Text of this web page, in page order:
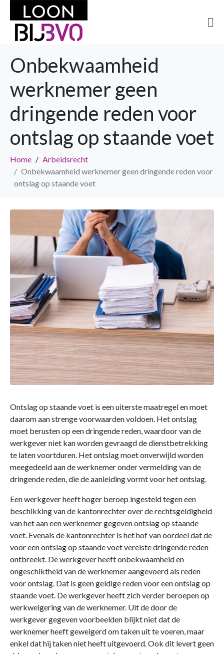
Onbekwaamheid
werknemer geen
dringende reden voor
ontslag op staande voet
Home
Arbeidsrecht
Onbekwaamheid werknemer geen dringende reden voor
ontslag op staande voet
Ontslag op staande voet is een uiterste maatregel en moet
daarom aan strenge voorwaarden voldoen. Het ontslag
moet berusten op een dringende reden, waardoor van de
werkgever niet kan worden gevraagd de dienstbetrekking
te laten voortduren. Het ontslag moet onverwijld worden
meegedeeld aan de werknemer onder vermelding van de
dringende reden, die de aanleiding vormt voor het ontslag.
Een werkgever heeft hoger beroep ingesteld tegen een
beschikking van de kantonrechter over de rechtsgeldigheid
van het aan een werknemer gegeven ontslag op staande
voet. Evenals de kantonrechter is het hof van oordeel dat de
voor een ontslag op staande voet vereiste dringende reden
ontbreekt. De werkgever heeft onbekwaamheid en
ongeschiktheid van de werknemer aangevoerd als reden
voor ontslag. Dat is geen geldige reden voor een ontslag op
staande voet. De werkgever heeft zich verder beroepen op
werkweigering van de werknemer. Uit de door de
werkgever gegeven voorbeelden blijkt niet dat de
werknemer heeft geweigerd om taken uit te voeren, maar
enkel dat hij taken niet heeft uitgevoerd. Ook dit levert geen